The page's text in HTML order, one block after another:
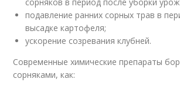
подавление ранних сорных трав в
высадке картофеля;
ускорение созревания клубней.
Современные химические препараты
сорняками, как: